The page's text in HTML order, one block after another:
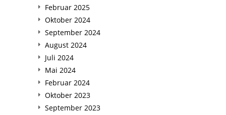
Februar 2025
Oktober 2024
September 2024
August 2024
Juli 2024
Mai 2024
Februar 2024
Oktober 2023
September 2023